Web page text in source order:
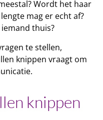
Wordt het haar
mag er echt af?
thuis?
te stellen,
knippen vraagt om
knippen